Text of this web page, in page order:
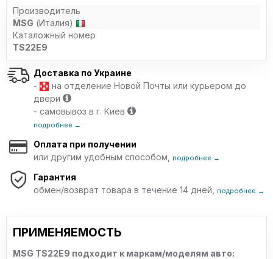
Производитель
MSG (Италия)
Каталожный номер
TS22E9
Доставка по Украине
-
на отделение Новой Почты или курьером до
двери
- самовывоз в г. Киев
подробнее →
Оплата при получении
или другим удобным способом,
подробнее →
Гарантия
обмен/возврат товара в течение 14 дней,
подробнее →
ПРИМЕНЯЕМОСТЬ
MSG TS22E9 подходит к маркам/моделям авто: